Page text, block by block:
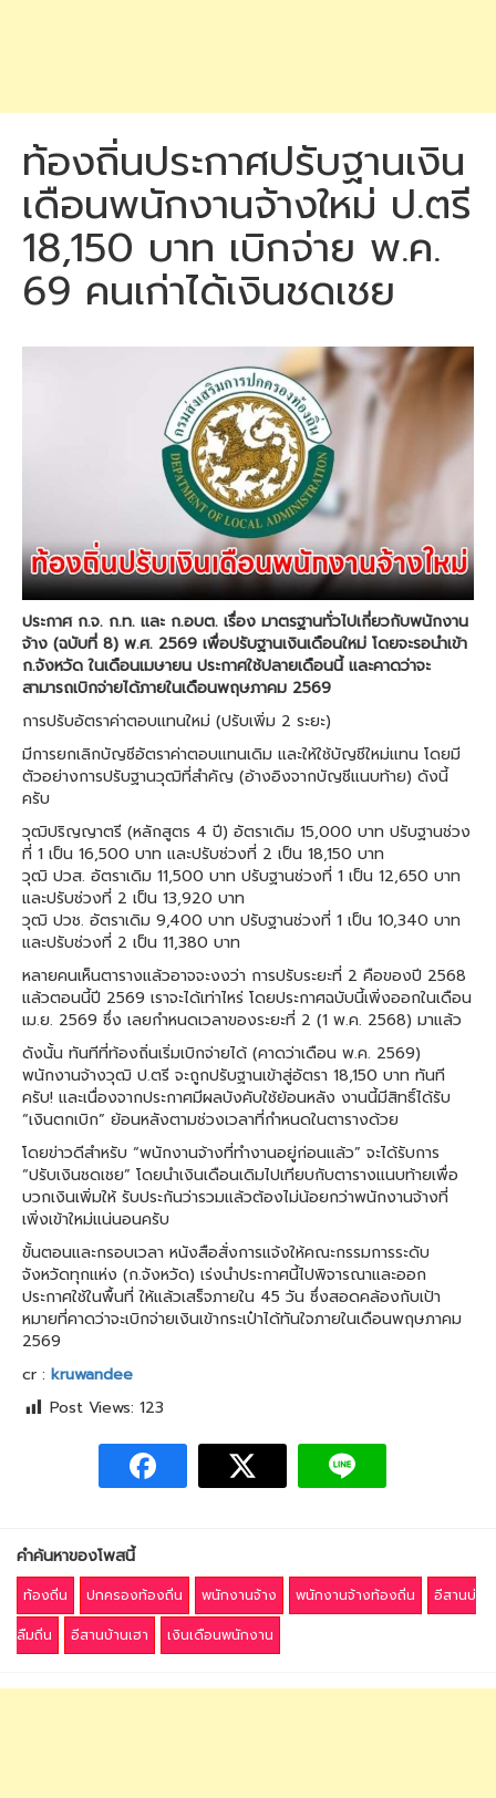
ท้องถิ่นประกาศปรับฐานเงิน
เดือนพนักงานจ้างใหม่ ป.ตรี
18,150 บาท เบิกจ่าย พ.ค.
69 คนเก่าได้เงินชดเชย
ประกาศ ก.จ. ก.ท. เเละ ก.อบต. เรื่อง มาตรฐานทั่วไปเกี่ยวกับพนักงาน
จ้าง (ฉบับที่ 8) พ.ศ. 2569 เพื่อปรับฐานเงินเดือนใหม่ โดยจะรอนำเข้า
ก.จังหวัด ในเดือนเมษายน ประกาศใช้ปลายเดือนนี้ และคาดว่าจะ
สามารถเบิกจ่ายได้ภายในเดือนพฤษภาคม 2569
การปรับอัตราค่าตอบแทนใหม่ (ปรับเพิ่ม 2 ระยะ)
มีการยกเลิกบัญชีอัตราค่าตอบแทนเดิม และให้ใช้บัญชีใหม่แทน โดยมี
ตัวอย่างการปรับฐานวุฒิที่สำคัญ (อ้างอิงจากบัญชีแนบท้าย) ดังนี้
ครับ
วุฒิปริญญาตรี (หลักสูตร 4 ปี) อัตราเดิม 15,000 บาท ปรับฐานช่วง
ที่ 1 เป็น 16,500 บาท และปรับช่วงที่ 2 เป็น 18,150 บาท
วุฒิ ปวส. อัตราเดิม 11,500 บาท ปรับฐานช่วงที่ 1 เป็น 12,650 บาท
และปรับช่วงที่ 2 เป็น 13,920 บาท
วุฒิ ปวช. อัตราเดิม 9,400 บาท ปรับฐานช่วงที่ 1 เป็น 10,340 บาท
และปรับช่วงที่ 2 เป็น 11,380 บาท
หลายคนเห็นตารางแล้วอาจจะงงว่า การปรับระยะที่ 2 คือของปี 2568
แล้วตอนนี้ปี 2569 เราจะได้เท่าไหร่ โดยประกาศฉบับนี้เพิ่งออกในเดือน
เม.ย. 2569 ซึ่ง เลยกำหนดเวลาของระยะที่ 2 (1 พ.ค. 2568) มาแล้ว
ดังนั้น ทันทีที่ท้องถิ่นเริ่มเบิกจ่ายได้ (คาดว่าเดือน พ.ค. 2569)
พนักงานจ้างวุฒิ ป.ตรี จะถูกปรับฐานเข้าสู่อัตรา 18,150 บาท ทันที
ครับ! และเนื่องจากประกาศมีผลบังคับใช้ย้อนหลัง งานนี้มีสิทธิ์ได้รับ
“เงินตกเบิก” ย้อนหลังตามช่วงเวลาที่กำหนดในตารางด้วย
โดยข่าวดีสำหรับ “พนักงานจ้างที่ทำงานอยู่ก่อนแล้ว” จะได้รับการ
“ปรับเงินชดเชย” โดยนำเงินเดือนเดิมไปเทียบกับตารางแนบท้ายเพื่อ
บวกเงินเพิ่มให้ รับประกันว่ารวมแล้วต้องไม่น้อยกว่าพนักงานจ้างที่
เพิ่งเข้าใหม่แน่นอนครับ
ขั้นตอนและกรอบเวลา หนังสือสั่งการแจ้งให้คณะกรรมการระดับ
จังหวัดทุกแห่ง (ก.จังหวัด) เร่งนำประกาศนี้ไปพิจารณาและออก
ประกาศใช้ในพื้นที่ ให้แล้วเสร็จภายใน 45 วัน ซึ่งสอดคล้องกับเป้า
หมายที่คาดว่าจะเบิกจ่ายเงินเข้ากระเป๋าได้ทันใจภายในเดือนพฤษภาคม
2569
cr : kruwandee
Post Views: 123
คำค้นหาของโพสนี้
ท้องถิ่น ปกครองท้องถิ่น พนักงานจ้าง พนักงานจ้างท้องถิ่น
อีสานบ่
ลืมถิ่น
อีสานบ้านเฮา เงินเดือนพนักงาน